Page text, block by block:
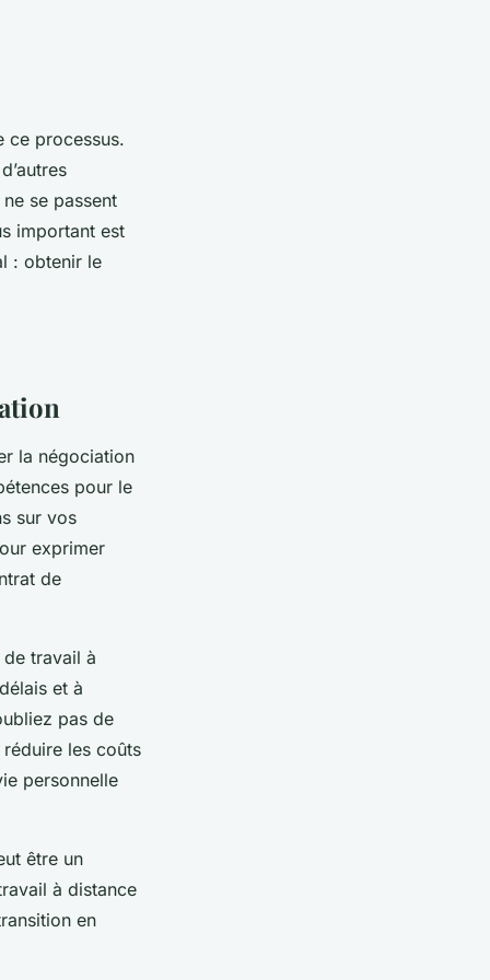
ce processus.
se passent
important est
: obtenir le
la négociation
pour le
sur vos
exprimer
de
travail à
et à
pas de
les coûts
personnelle
être un
à distance
en